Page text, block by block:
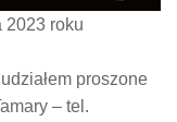
2023 roku
proszone
– tel.